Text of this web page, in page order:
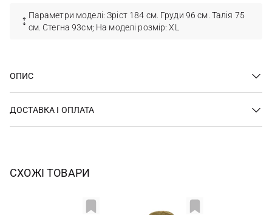
Параметри моделі: Зріст 184 см. Груди 96 см. Талія 75
см. Стегна 93см; На моделі розмір: XL
ОПИС
ДОСТАВКА І ОПЛАТА
СХОЖІ ТОВАРИ